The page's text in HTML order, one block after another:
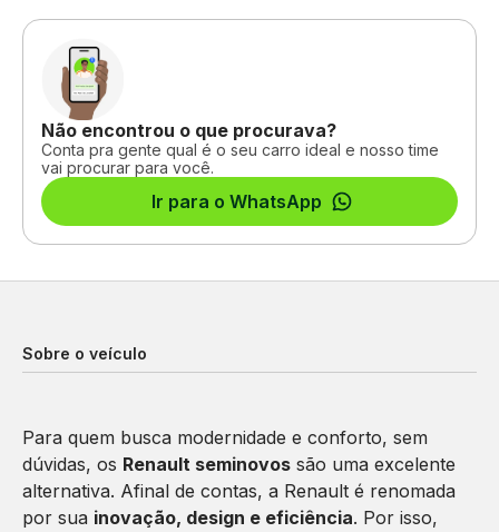
Não encontrou o que procurava?
Conta pra gente qual é o seu carro ideal e nosso time
vai procurar para você.
Ir para o WhatsApp
Sobre o veículo
Para quem busca modernidade e conforto, sem
dúvidas, os Renault seminovos são uma excelente
alternativa. Afinal de contas, a Renault é renomada
por sua inovação, design e eficiência. Por isso,